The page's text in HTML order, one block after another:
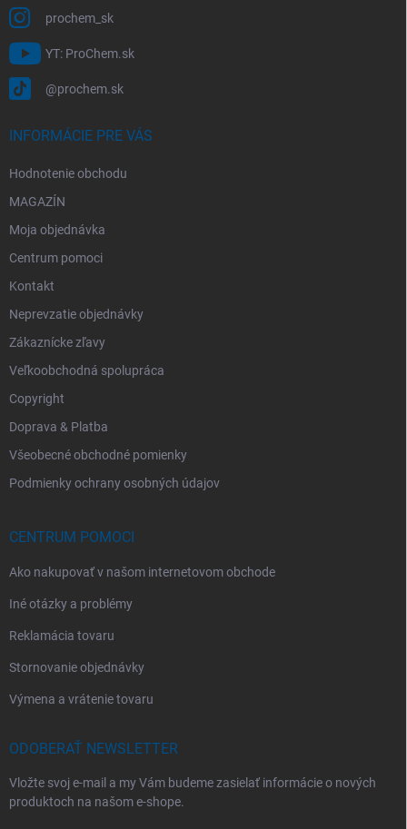
prochem_sk
YT: ProChem.sk
@prochem.sk
INFORMÁCIE PRE VÁS
Hodnotenie obchodu
MAGAZÍN
Moja objednávka
Centrum pomoci
Kontakt
Neprevzatie objednávky
Zákaznícke zľavy
Veľkoobchodná spolupráca
Copyright
Doprava & Platba
Všeobecné obchodné pomienky
Podmienky ochrany osobných údajov
CENTRUM POMOCI
Ako nakupovať v našom internetovom obchode
Iné otázky a problémy
Reklamácia tovaru
Stornovanie objednávky
Výmena a vrátenie tovaru
ODOBERAŤ NEWSLETTER
Vložte svoj e-mail a my Vám budeme zasielať informácie o nových
produktoch na našom e-shope.